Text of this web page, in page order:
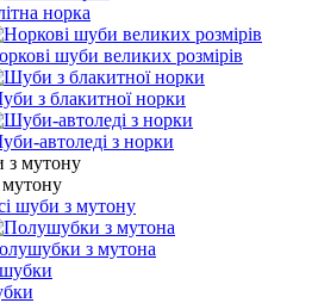
норка
шуби великих розмірів
з блакитної норки
автоледі з норки
шуби з мутону
з мутона